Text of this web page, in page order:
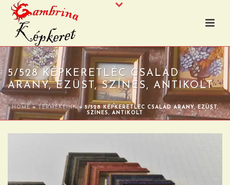
5/528 KÉPKERETLÉC CSALÁD
ARANY, EZÜST, SZÍNES, ANTIKOLT
HOME»TERMÉKEINK»5/528 KÉPKERETLÉC CSALÁD ARANY, EZÜST,
SZÍNES, ANTIKOLT